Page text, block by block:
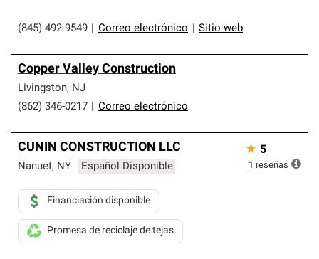
(845) 492-9549 Correo electrónico Sitio web
Copper Valley Construction
Livingston, NJ
(862) 346-0217
Correo electrónico
CUNIN CONSTRUCTION LLC
Nanuet, NY Español Disponible
Financiación disponible
Promesa de reciclaje de tejas
★ 5
1 reseñas